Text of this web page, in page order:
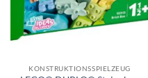
KONSTRUKTIONSSPIELZEUG